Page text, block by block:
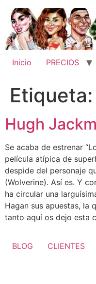
contenido
Inicio PRECIOS
Etiqueta:
Hugh
Se acaba de estrenar
película atípica de
despide del personaje
(Wolverine). Así es. Y
ha circular una
Hagan sus apuestas, la
tanto aquí os dejo esta
BLOG CLIENTES